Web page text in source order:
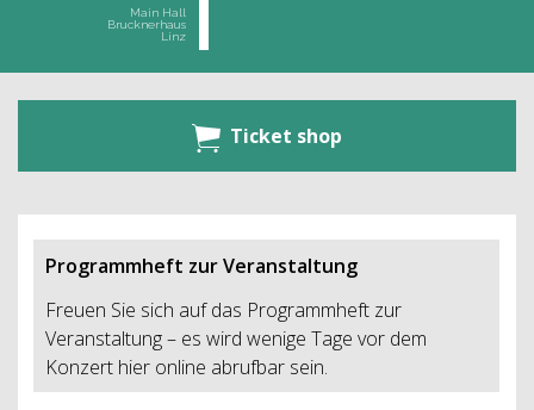
Main Hall
Brucknerhaus
Linz
Ticket shop
Programmheft zur Veranstaltung
Freuen Sie sich auf das Programmheft zur
Veranstaltung – es wird wenige Tage vor dem
Konzert hier online abrufbar sein.